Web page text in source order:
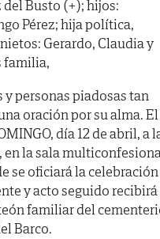
del Busto (+); hijos:
Pérez; hija política,
Gerardo, Claudia y
familia,
personas piadosas tan
oración por su alma. El
día 12 de abril, a
en la sala
se oficiará la celebración
y acto seguido recibirá
familiar del
Barco.